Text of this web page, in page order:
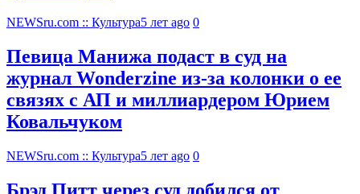
NEWSru.com :: Культура5 лет ago 0
Певица Манижа подаст в суд на
журнал Wonderzine из-за колонки о ее
связях с АП и миллиардером Юрием
Ковальчуком
NEWSru.com :: Культура5 лет ago 0